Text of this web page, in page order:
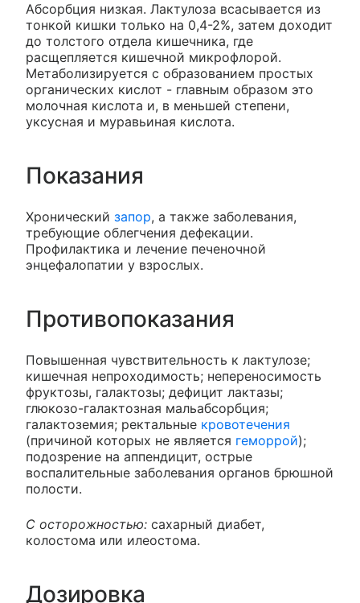
Абсорбция низкая. Лактулоза всасывается из
тонкой кишки только на 0,4-2%, затем доходит
до толстого отдела кишечника, где
расщепляется кишечной микрофлорой.
Метаболизируется с образованием простых
органических кислот - главным образом это
молочная кислота и, в меньшей степени,
уксусная и муравьиная кислота.
Показания
Хронический запор, а также заболевания,
требующие облегчения дефекации.
Профилактика и лечение печеночной
энцефалопатии у взрослых.
Противопоказания
Повышенная чувствительность к лактулозе;
кишечная непроходимость; непереносимость
фруктозы, галактозы; дефицит лактазы;
глюкозо-галактозная мальабсорбция;
галактоземия; ректальные кровотечения
(причиной которых не является геморрой);
подозрение на аппендицит, острые
воспалительные заболевания органов брюшной
полости.
С осторожностью: сахарный диабет,
колостома или илеостома.
Дозировка